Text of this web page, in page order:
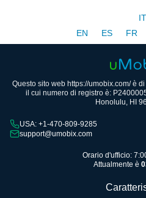
IT
EN
ES FR
Questo sito web https://umobix.com/ è
il cui numero di registro è:
Honolulu, HI
USA: +1-470-809-9285
support@umobix.com
Orario d'ufficio:
Attualmente è